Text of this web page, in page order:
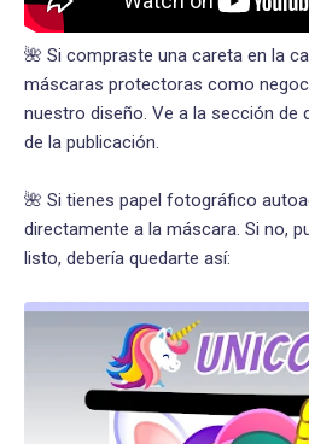
🌺 Si compraste una careta en la
máscaras protectoras como
nuestro diseño. Ve a la sección de
de la publicación.
🌺 Si tienes papel fotográfico
directamente a la máscara. Si no,
listo, debería quedarte así: